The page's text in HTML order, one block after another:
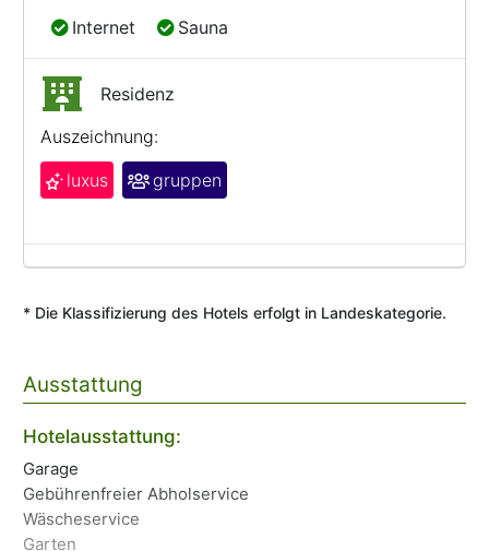
Internet
Internet Sauna
Sauna
Residenz
Auszeichnung:
luxus
gruppen
* Die Klassifizierung des Hotels erfolgt in Landeskategorie.
Ausstattung
Hotelausstattung:
Garage
Gebührenfreier Abholservice
Wäscheservice
Garten